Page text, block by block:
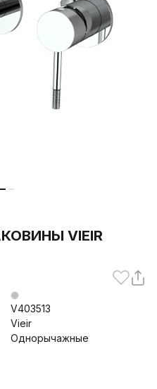
VIEIR
V403513
Vieir
Однорычажные